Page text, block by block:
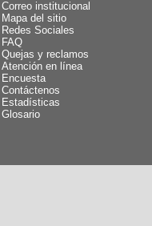
Correo institucional
Mapa del sitio
Redes Sociales
FAQ
Quejas y reclamos
Atención en línea
Encuesta
Contáctenos
Estadísticas
Glosario